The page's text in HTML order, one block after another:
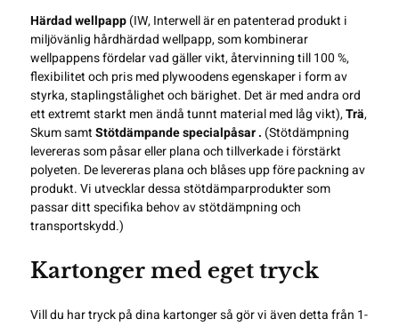
Härdad wellpapp(IW, Interwell är en patenterad produkt i
miljövänlig hårdhärdad wellpapp, som kombinerar
wellpappens fördelar vad gäller vikt, återvinning till 100 %,
flexibilitet och pris med plywoodens egenskaper i form av
styrka, staplingstålighet och bärighet. Det är med andra ord
ett extremt starkt men ändå tunnt material med låg vikt),Trä,
Skum samtStötdämpande specialpåsar . (Stötdämpning
levereras som påsar eller plana och tillverkade i förstärkt
polyeten. De levereras plana och blåses upp före packning av
produkt. Vi utvecklar dessa stötdämparprodukter som
passar ditt specifika behov av stötdämpning och
transportskydd.)
Kartonger med eget tryck
Vill du har tryck på dina kartonger så gör vi även detta från 1-